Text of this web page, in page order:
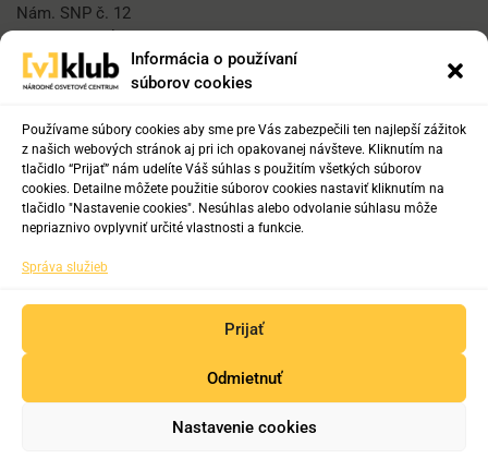
Informácia o používaní
súborov cookies
Používame súbory cookies aby sme pre Vás zabezpečili ten najlepší zážitok
z našich webových stránok aj pri ich opakovanej návšteve. Kliknutím na
tlačidlo “Prijať” nám udelíte Váš súhlas s použitím všetkých súborov
cookies. Detailne môžete použitie súborov cookies nastaviť kliknutím na
tlačidlo "Nastavenie cookies". Nesúhlas alebo odvolanie súhlasu môže
nepriaznivo ovplyvniť určité vlastnosti a funkcie.
Správa služieb
Prijať
Odmietnuť
Nastavenie cookies
Nám. SNP č. 12
812 34 Bratislava 1
vklub@nocka.sk
Tel:
+421 2 204 71 217
+421 918 817 141
Copyright © 2019-2025. Všetky práva vyhradené.